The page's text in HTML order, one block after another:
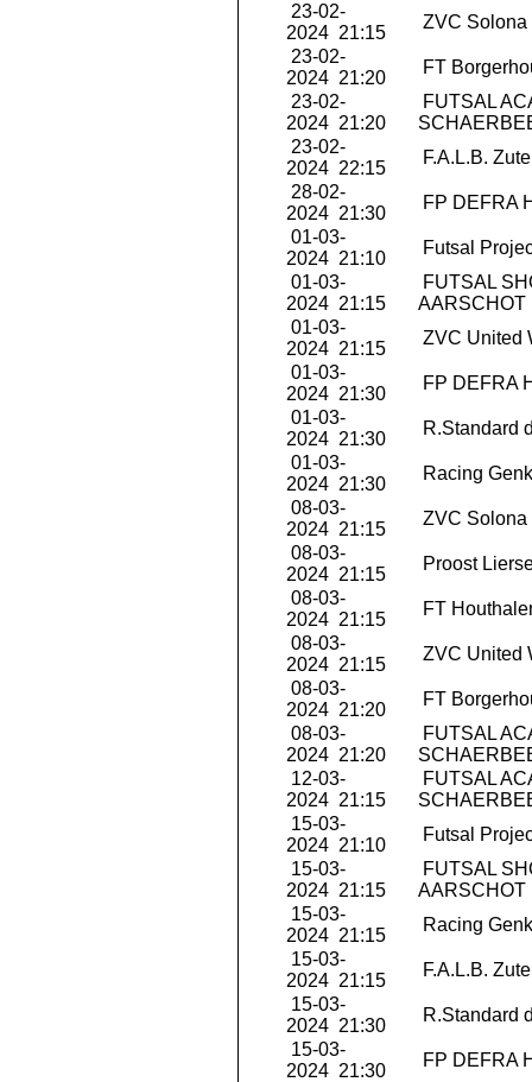
23-02-
2024 21:15
ZVC Solona
23-02-
2024 21:20
FT
23-02-
2024 21:20
FUTSAL
23-02-
2024 22:15
F.A.L.B.
28-02-
2024 21:30
FP DEFRA
01-03-
2024 21:10
Futsal
01-03-
2024 21:15
FUTSAL
AARSCHOT
01-03-
2024 21:15
ZVC United
01-03-
2024 21:30
FP DEFRA
01-03-
2024 21:30
R.Standard
01-03-
2024 21:30
Racing
08-03-
2024 21:15
ZVC Solona
08-03-
2024 21:15
Proost
08-03-
2024 21:15
FT
08-03-
2024 21:15
ZVC United
08-03-
2024 21:20
FT
08-03-
2024 21:20
FUTSAL
12-03-
2024 21:15
FUTSAL
15-03-
2024 21:10
Futsal
15-03-
2024 21:15
FUTSAL
AARSCHOT
15-03-
2024 21:15
Racing
15-03-
2024 21:15
F.A.L.B.
15-03-
2024 21:30
R.Standard
15-03-
2024 21:30
FP DEFRA